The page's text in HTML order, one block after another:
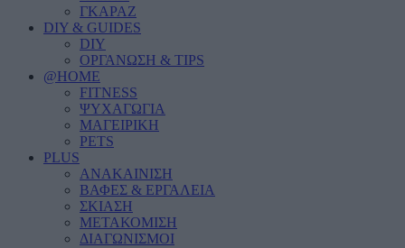
ΓΚΑΡΑΖ
DIY & GUIDES
DIY
ΟΡΓΑΝΩΣΗ & TIPS
@HOME
FITNESS
ΨΥΧΑΓΩΓΙΑ
ΜΑΓΕΙΡΙΚΗ
PETS
PLUS
ΑΝΑΚΑΙΝΙΣΗ
ΒΑΦΕΣ & ΕΡΓΑΛΕΙΑ
ΣΚΙΑΣΗ
ΜΕΤΑΚΟΜΙΣΗ
ΔΙΑΓΩΝΙΣΜΟΙ